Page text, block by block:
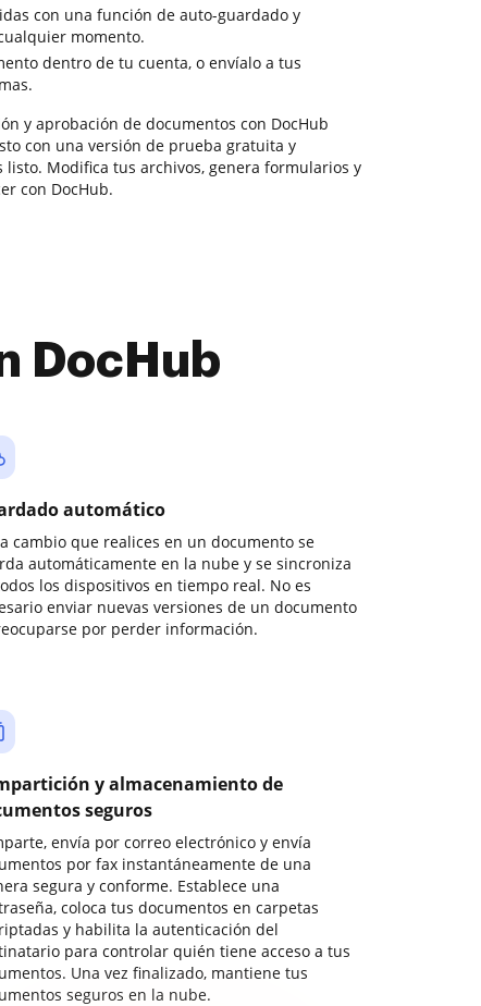
con una función de auto-guardado y
momento.
dentro de tu cuenta, o envíalo a tus
y aprobación de documentos con DocHub
con una versión de prueba gratuita y
Modifica tus archivos, genera formularios y
con DocHub.
DocHub
automático
cambio que realices en un documento se
automáticamente en la nube y se sincroniza
los dispositivos en tiempo real. No es
enviar nuevas versiones de un documento
por perder información.
y almacenamiento de
seguros
envía por correo electrónico y envía
por fax instantáneamente de una
segura y conforme. Establece una
coloca tus documentos en carpetas
y habilita la autenticación del
para controlar quién tiene acceso a tus
Una vez finalizado, mantiene tus
seguros en la nube.